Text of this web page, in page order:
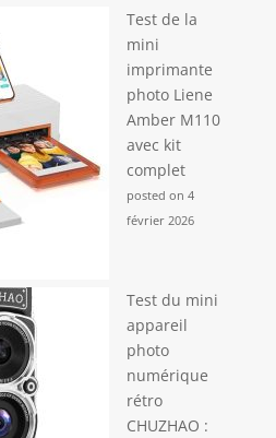
Test de la
mini
imprimante
photo Liene
Amber M110
avec kit
complet
posted on 4
février 2026
Test du mini
appareil
photo
numérique
rétro
CHUZHAO :